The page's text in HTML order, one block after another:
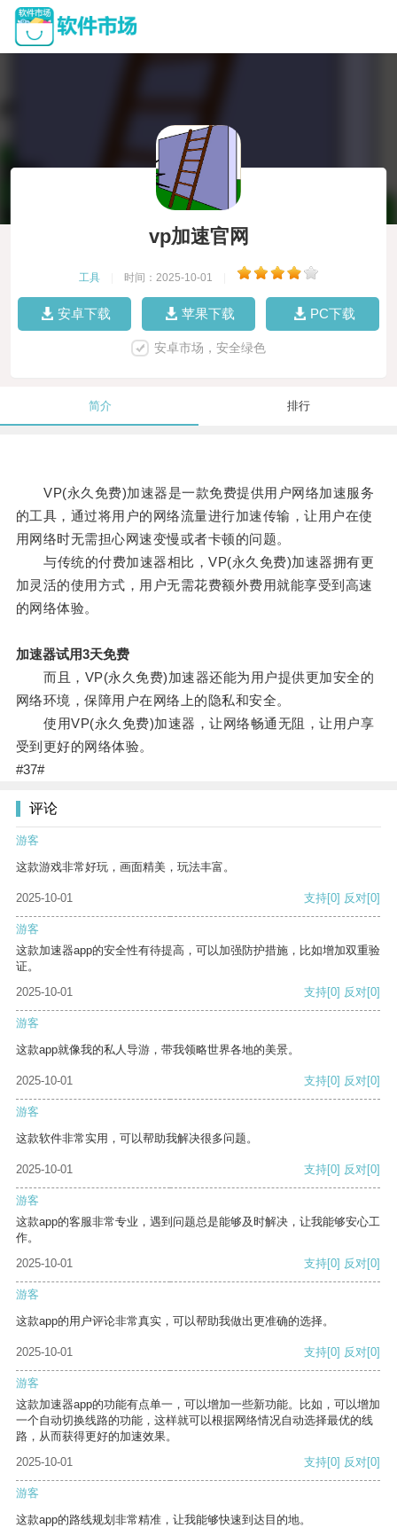
vp加速官网
工具 时间：2025-10-01
安卓下载 苹果下载 PC下载
安卓市场，安全绿色
简介 排行
VP(永久免费)加速器是一款免费提供用户网络加速服务
的工具，通过将用户的网络流量进行加速传输，让用户在使
用网络时无需担心网速变慢或者卡顿的问题。
与传统的付费加速器相比，VP(永久免费)加速器拥有更
加灵活的使用方式，用户无需花费额外费用就能享受到高速
的网络体验。
加速器试用3天免费
而且，VP(永久免费)加速器还能为用户提供更加安全的
网络环境，保障用户在网络上的隐私和安全。
使用VP(永久免费)加速器，让网络畅通无阻，让用户享
受到更好的网络体验。
#37#
评论
游客
这款游戏非常好玩，画面精美，玩法丰富。
2025-10-01 支持[0] 反对[0]
游客
这款加速器app的安全性有待提高，可以加强防护措施，比如增加双重验
证。
2025-10-01
支持[0] 反对[0]
游客
这款app就像我的私人导游，带我领略世界各地的美景。
2025-10-01 支持[0] 反对[0]
游客
这款软件非常实用，可以帮助我解决很多问题。
2025-10-01 支持[0] 反对[0]
游客
这款app的客服非常专业，遇到问题总是能够及时解决，让我能够安心工
作。
2025-10-01
支持[0] 反对[0]
游客
这款app的用户评论非常真实，可以帮助我做出更准确的选择。
2025-10-01 支持[0] 反对[0]
游客
这款加速器app的功能有点单一，可以增加一些新功能。比如，可以增加
一个自动切换线路的功能，这样就可以根据网络情况自动选择最优的线
路，从而获得更好的加速效果。
2025-10-01
支持[0] 反对[0]
游客
这款app的路线规划非常精准，让我能够快速到达目的地。